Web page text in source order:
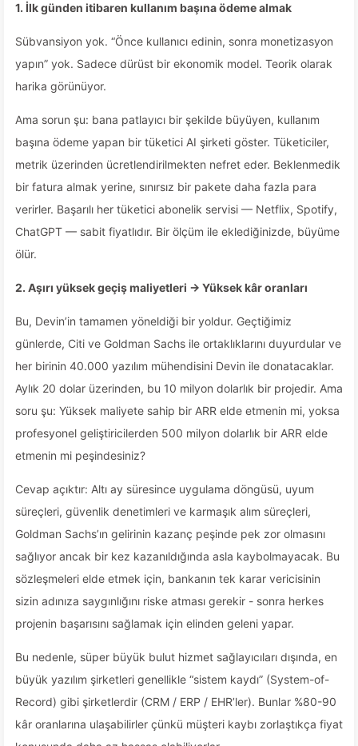
1. İlk günden itibaren kullanım başına ödeme almak
Sübvansiyon yok. “Önce kullanıcı edinin, sonra monetizasyon
yapın” yok. Sadece dürüst bir ekonomik model. Teorik olarak
harika görünüyor.
Ama sorun şu: bana patlayıcı bir şekilde büyüyen, kullanım
başına ödeme yapan bir tüketici AI şirketi göster. Tüketiciler,
metrik üzerinden ücretlendirilmekten nefret eder. Beklenmedik
bir fatura almak yerine, sınırsız bir pakete daha fazla para
verirler. Başarılı her tüketici abonelik servisi — Netflix, Spotify,
ChatGPT — sabit fiyatlıdır. Bir ölçüm ile eklediğinizde, büyüme
ölür.
2. Aşırı yüksek geçiş maliyetleri → Yüksek kâr oranları
Bu, Devin’in tamamen yöneldiği bir yoldur. Geçtiğimiz
günlerde, Citi ve Goldman Sachs ile ortaklıklarını duyurdular ve
her birinin 40.000 yazılım mühendisini Devin ile donatacaklar.
Aylık 20 dolar üzerinden, bu 10 milyon dolarlık bir projedir. Ama
soru şu: Yüksek maliyete sahip bir ARR elde etmenin mi, yoksa
profesyonel geliştiricilerden 500 milyon dolarlık bir ARR elde
etmenin mi peşindesiniz?
Cevap açıktır: Altı ay süresince uygulama döngüsü, uyum
süreçleri, güvenlik denetimleri ve karmaşık alım süreçleri,
Goldman Sachs’ın gelirinin kazanç peşinde pek zor olmasını
sağlıyor ancak bir kez kazanıldığında asla kaybolmayacak. Bu
sözleşmeleri elde etmek için, bankanın tek karar vericisinin
sizin adınıza saygınlığını riske atması gerekir - sonra herkes
projenin başarısını sağlamak için elinden geleni yapar.
Bu nedenle, süper büyük bulut hizmet sağlayıcıları dışında, en
büyük yazılım şirketleri genellikle “sistem kaydı” (System-of-
Record) gibi şirketlerdir (CRM / ERP / EHR’ler). Bunlar %80-90
kâr oranlarına ulaşabilirler çünkü müşteri kaybı zorlaştıkça fiyat